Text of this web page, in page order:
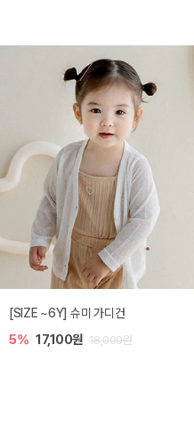
밀라 아기 점프수트
10% 30,600원 34,000원